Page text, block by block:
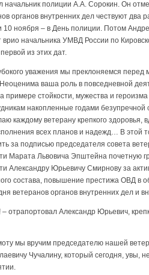
начальник полиции А.А. Сорокин. Он
органов внутренних дел чествуют два
ноября – в День полиции. Потом
врио начальника УМВД России по
из этих дат.
уважения мы преклоняемся перед
ваша роль в повседневной
примере стойкости, мужества и
накопленные годами
каждому ветерану крепкого здоровья,
всех планов и надежд… В этой
за подписью председателя совета
Марата Львовича Эпштейна почетную
Александру Юрьевичу Смирнову за
состава, повышение престижа ОВД в
ветеранов органов внутренних дел и
отрапортовал Александр Юрьевич,
мы вручим председателю нашей
Чучалину, который сегодня, увы,